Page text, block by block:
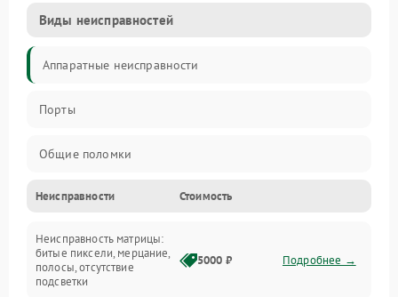
Виды неисправностей
Аппаратные неисправности
Порты
Общие поломки
Устройства
Программные ошибки
Электрические и системные сбои
Неисправности Стоимость
Неисправность матрицы:
битые пиксели, мерцание,
полосы, отсутствие
подсветки
5000 ₽ Подробнее →